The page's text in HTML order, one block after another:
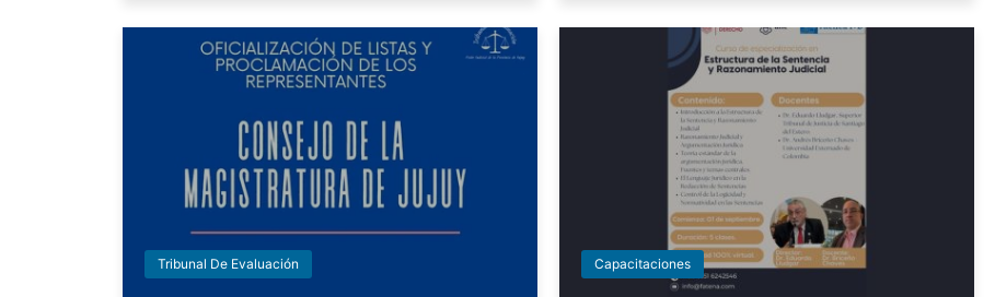
Tribunal De Evaluación Capacitaciones